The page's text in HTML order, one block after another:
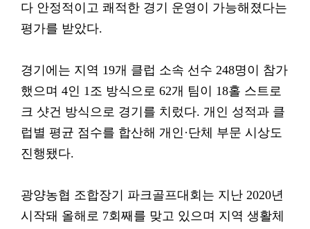
다 안정적이고 쾌적한 경기 운영이 가능해졌다는
평가를 받았다.
경기에는 지역 19개 클럽 소속 선수 248명이 참가
했으며 4인 1조 방식으로 62개 팀이 18홀 스트로
크 샷건 방식으로 경기를 치렀다. 개인 성적과 클
럽별 평균 점수를 합산해 개인·단체 부문 시상도
진행됐다.
광양농협 조합장기 파크골프대회는 지난 2020년
시작돼 올해로 7회째를 맞고 있으며 지역 생활체